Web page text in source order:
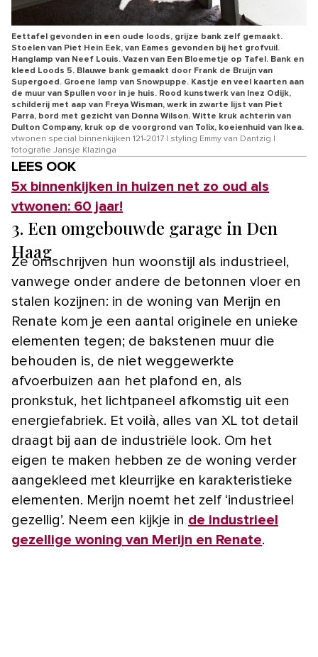
Eettafel gevonden in een oude loods, grijze bank zelf gemaakt.
Stoelen van Piet Hein Eek, van Eames gevonden bij het grofvuil.
Hanglamp van Neef Louis. Vazen van Een Bloemetje op Tafel. Bank en
kleed Loods 5. Blauwe bank gemaakt door Frank de Bruijn van
Supergoed. Groene lamp van Snowpuppe. Kastje en veel kaarten aan
de muur van Spullen voor in je huis. Rood kunstwerk van Inez Odijk,
schilderij met aap van Freya Wisman, werk in zwarte lijst van Piet
Parra, bord met gezicht van Donna Wilson. Witte kruk achterin van
Dulton Company, kruk op de voorgrond van Tolix, koeienhuid van Ikea.
vtwonen special binnenkijken 121-2017 | styling Emmy van Dantzig |
fotografie Jansje Klazinga
LEES OOK
5x binnenkijken in huizen net zo oud als
vtwonen: 60 jaar!
3. Een omgebouwde garage in Den
Haag
Ze omschrijven hun woonstijl als industrieel,
vanwege onder andere de betonnen vloer en
stalen kozijnen: in de woning van Merijn en
Renate kom je een aantal originele en unieke
elementen tegen; de bakstenen muur die
behouden is, de niet weggewerkte
afvoerbuizen aan het plafond en, als
pronkstuk, het lichtpaneel afkomstig uit een
energiefabriek. Et voilà, alles van XL tot detail
draagt bij aan de industriële look. Om het
eigen te maken hebben ze de woning verder
aangekleed met kleurrijke en karakteristieke
elementen. Merijn noemt het zelf ‘industrieel
gezellig’. Neem een kijkje in de industrieel
gezellige woning van Merijn en Renate.